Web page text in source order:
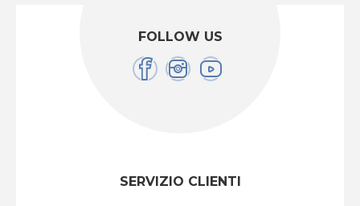
FOLLOW US
SERVIZIO CLIENTI